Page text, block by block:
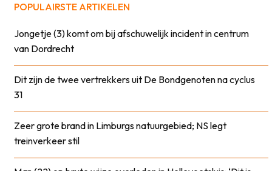
POPULAIRSTE ARTIKELEN
Jongetje (3) komt om bij afschuwelijk incident in centrum
van Dordrecht
Dit zijn de twee vertrekkers uit De Bondgenoten na cyclus
31
Zeer grote brand in Limburgs natuurgebied; NS legt
treinverkeer stil